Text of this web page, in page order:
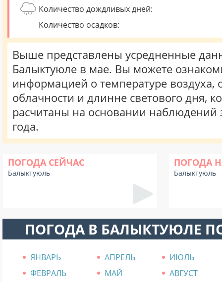
Количество дождливых дней:
Количество осадков:
Выше представлены усредненные
Балыктуюле в мае. Вы можете
информацией о температуре воздуха,
облачности и длинне светового дня,
расчитаны на основании наблюдений
года.
ПОГОДА СЕЙЧАС
Балыктуюль
ПОГОДА
Балыктуюль
ПОГОДА В БАЛЫКТУЮЛЕ
ЯНВАРЬ АПРЕЛЬ
ИЮЛЬ
ФЕВРАЛЬ
МАЙ
АВГУСТ